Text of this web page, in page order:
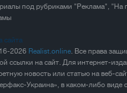
под рубриками "Реклама", "На
сайта
2026 Realist.online. Все права
ссылки на сайт. Для интернет-
новость или статью на веб-
Украина», в каком-либо виде